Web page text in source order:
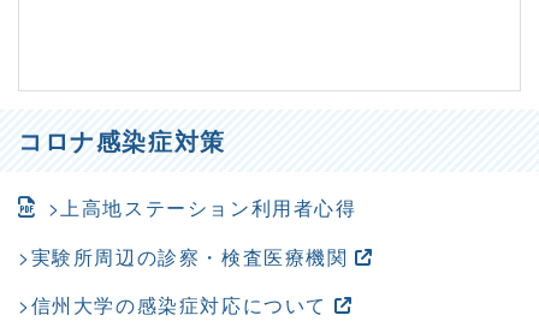
コロナ感染症対策
>上高地ステーション利用者心得
>実験所周辺の診察・検査医療機関
>信州大学の感染症対応について